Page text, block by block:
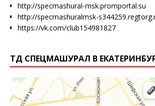
http://specmashural-msk.promportal.su
http://specmashuralmsk-
https://vk.com/club154981827
ТД СПЕЦМАШУРАЛ В